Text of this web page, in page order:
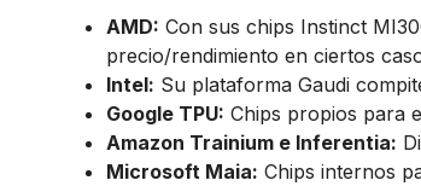
AMD: Con sus chips Instinct
precio/rendimiento en ciertos
Intel: Su plataforma Gaudi
Google TPU: Chips propios para
Amazon Trainium e Inferentia:
Microsoft Maia: Chips internos